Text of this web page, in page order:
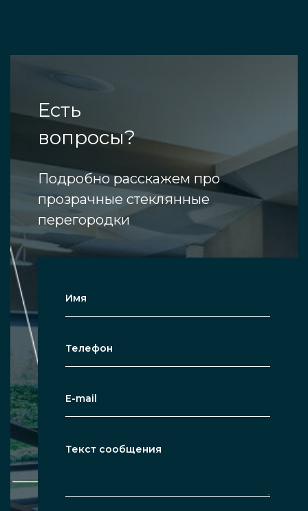
Есть
вопросы?
Подробно расскажем про
прозрачные стеклянные
перегородки